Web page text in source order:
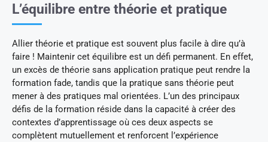
L’équilibre entre théorie et pratique
Allier théorie et pratique est souvent plus facile à dire qu’à
faire ! Maintenir cet équilibre est un défi permanent. En effet,
un excès de théorie sans application pratique peut rendre la
formation fade, tandis que la pratique sans théorie peut
mener à des pratiques mal orientées. L’un des principaux
défis de la formation réside dans la capacité à créer des
contextes d’apprentissage où ces deux aspects se
complètent mutuellement et renforcent l’expérience